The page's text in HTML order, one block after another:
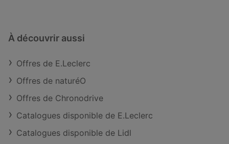
À découvrir aussi
Offres de E.Leclerc
Offres de naturéO
Offres de Chronodrive
Catalogues disponible de E.Leclerc
Catalogues disponible de Lidl